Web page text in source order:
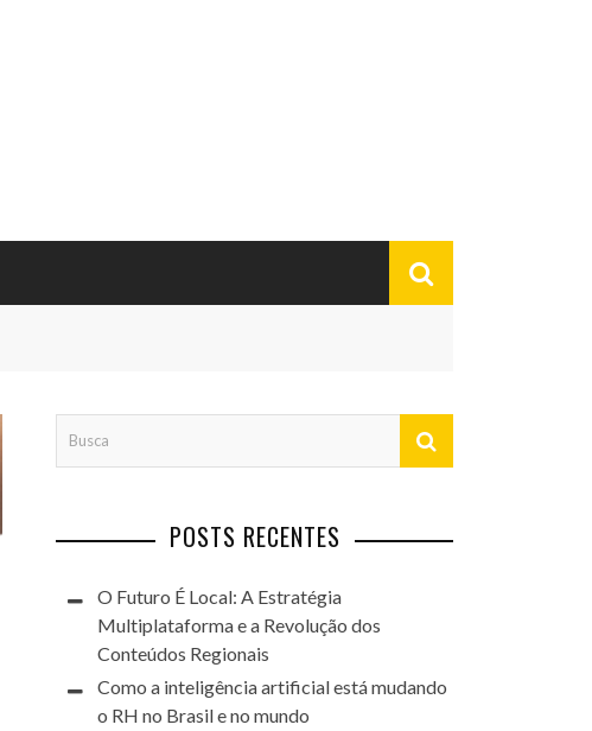
POSTS RECENTES
O Futuro É Local: A Estratégia
Multiplataforma e a Revolução dos
Conteúdos Regionais
Como a inteligência artificial está mudando
o RH no Brasil e no mundo